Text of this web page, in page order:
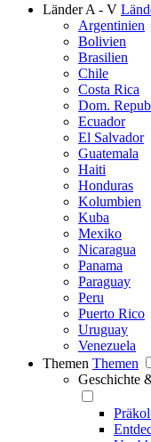
Länder A - V
Argentinien
Bolivien
Brasilien
Chile
Costa Rica
Dom.
Ecuador
El Salvador
Guatemala
Haiti
Honduras
Kolumbien
Kuba
Mexiko
Nicaragua
Panama
Paraguay
Peru
Puerto Rico
Uruguay
Venezuela
Themen Themen
Geschichte